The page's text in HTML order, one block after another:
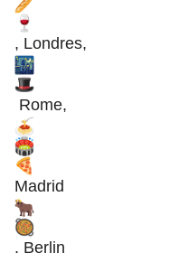
, Londres,
Rome,
Madrid
, Berlin